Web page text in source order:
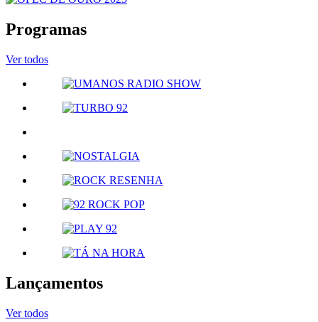
Programas
Ver todos
Lançamentos
Ver todos